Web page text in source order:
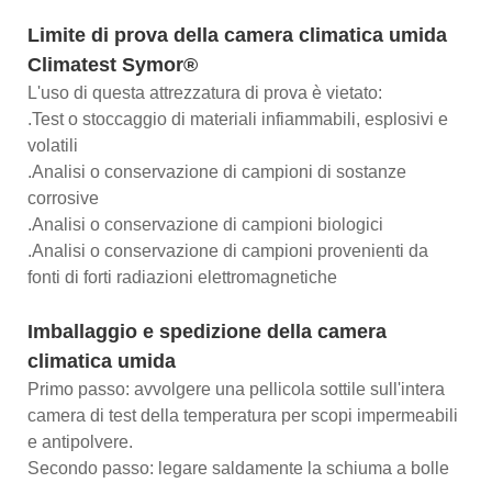
Limite di prova della camera climatica umida
Climatest Symor®
L'uso di questa attrezzatura di prova è vietato:
.Test o stoccaggio di materiali infiammabili, esplosivi e
volatili
.Analisi o conservazione di campioni di sostanze
corrosive
.Analisi o conservazione di campioni biologici
.Analisi o conservazione di campioni provenienti da
fonti di forti radiazioni elettromagnetiche
Imballaggio e spedizione della camera
climatica umida
Primo passo: avvolgere una pellicola sottile sull'intera
camera di test della temperatura per scopi impermeabili
e antipolvere.
Secondo passo: legare saldamente la schiuma a bolle